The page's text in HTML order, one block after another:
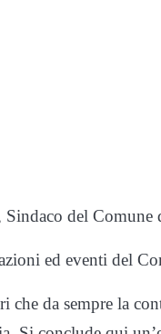
Sindaco del Comune
ed eventi del
che da sempre la